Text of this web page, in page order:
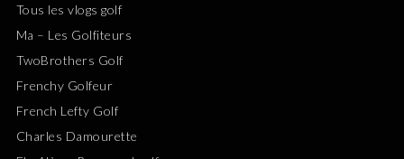
Tous les vlogs golf
Ma – Les Golfiteurs
TwoBrothers Golf
Frenchy Golfeur
French Lefty Golf
Charles Damourette